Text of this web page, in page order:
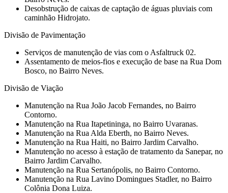
Desobstrução de caixas de captação de águas pluviais com
caminhão Hidrojato.
Divisão de Pavimentação
Serviços de manutenção de vias com o Asfaltruck 02.
Assentamento de meios-fios e execução de base na Rua Dom
Bosco, no Bairro Neves.
Divisão de Viação
⁠Manutenção na Rua João Jacob Fernandes, no Bairro
Contorno.
⁠Manutenção na Rua Itapetininga, no Bairro Uvaranas.
⁠Manutenção na Rua Alda Eberth, no Bairro Neves.
⁠Manutenção na Rua Haiti, no Bairro Jardim Carvalho.
⁠Manutenção no acesso à estação de tratamento da Sanepar, no
Bairro Jardim Carvalho.
⁠Manutenção na Rua Sertanópolis, no Bairro Contorno.
⁠Manutenção na Rua Lavino Domingues Stadler, no Bairro
Colônia Dona Luiza.